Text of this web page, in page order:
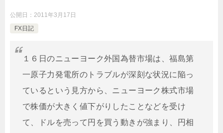
公開日： 2011年3月17日
FX日記
１６日のニューヨーク外国為替市場は、福島第
一原子力発電所のトラブルが深刻な状況に陥っ
ているという見方から、ニューヨーク株式市場
で株価が大きく値下がりしたことなどを受け
て、ドルを売って円を買う動きが強まり、円相